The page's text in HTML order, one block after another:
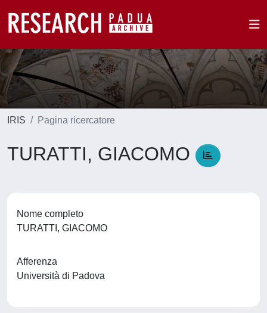
IRIS Pagina ricercatore
TURATTI, GIACOMO
Nome completo
TURATTI, GIACOMO
Afferenza
Università di Padova